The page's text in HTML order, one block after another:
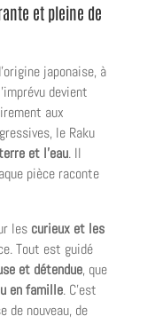
et pleine de
japonaise, à
devient
aux
le Raku
et l’eau. Il
pièce raconte
les curieux et les
Tout est guidé
et détendue, que
en famille. C’est
de nouveau, de